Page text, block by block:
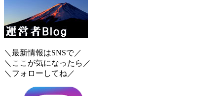
＼最新情報はSNSで／
＼ここが気になったら／
＼フォローしてね／